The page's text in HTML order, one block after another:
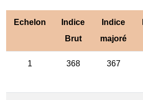
Echelon
Indice
Brut
Indice
majoré
1 368 367